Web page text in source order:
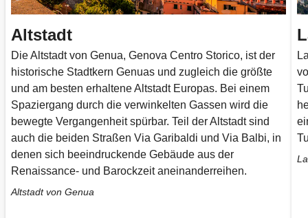
Altstadt
Die Altstadt von Genua, Genova Centro Storico, ist der
historische Stadtkern Genuas und zugleich die größte
und am besten erhaltene Altstadt Europas. Bei einem
Spaziergang durch die verwinkelten Gassen wird die
bewegte Vergangenheit spürbar. Teil der Altstadt sind
auch die beiden Straßen Via Garibaldi und Via Balbi, in
denen sich beeindruckende Gebäude aus der
Renaissance- und Barockzeit aneinanderreihen.
Altstadt von Genua